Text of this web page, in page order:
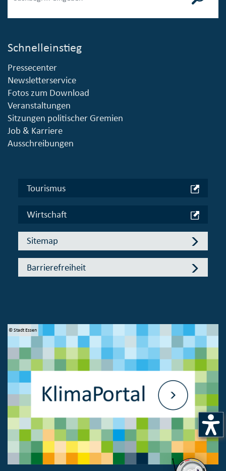
Schnelleinstieg
Pressecenter
Newsletterservice
Fotos zum Download
Veranstaltungen
Sitzungen politischer Gremien
Job & Karriere
Ausschreibungen
Tourismus
Wirtschaft
Sitemap
Barrierefreiheit
© Stadt Essen